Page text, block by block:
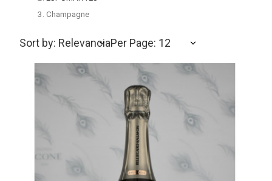
Champagne
Sort by: RelevanciaPer Page: 12